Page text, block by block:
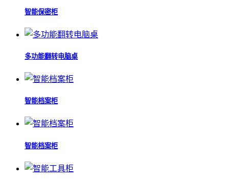
智能保密柜
多功能翻转电脑桌
智能档案柜
智能档案柜